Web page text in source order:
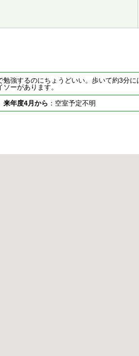
勉強するのにちょうどいい。歩いて約3分
ーがあります。
来年度4月から ：空室予定不明